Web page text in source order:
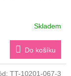
Skladem
Do košíku
TT-10201-067-3